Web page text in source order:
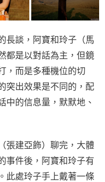
長談，阿寶和玲子（馬
都是以對話為主，但鏡
，而是多種機位的切
突出效果是不同的，配
中的信息量，默默地、
張建亞飾）聊完，大體
事件後，阿寶和玲子有
此處玲子手上戴著一條